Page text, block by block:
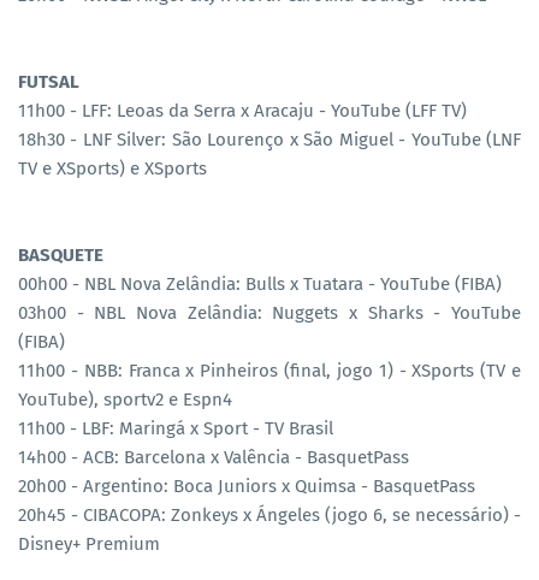
FUTSAL
11h00 - LFF: Leoas da Serra x Aracaju - YouTube (LFF TV)
18h30 - LNF Silver: São Lourenço x São Miguel - YouTube (LNF
TV e XSports) e XSports
BASQUETE
00h00 - NBL Nova Zelândia: Bulls x Tuatara - YouTube (FIBA)
03h00 - NBL Nova Zelândia: Nuggets x Sharks - YouTube
(FIBA)
11h00 - NBB: Franca x Pinheiros (final, jogo 1) - XSports (TV e
YouTube), sportv2 e Espn4
11h00 - LBF: Maringá x Sport - TV Brasil
14h00 - ACB: Barcelona x Valência - BasquetPass
20h00 - Argentino: Boca Juniors x Quimsa - BasquetPass
20h45 - CIBACOPA: Zonkeys x Ángeles (jogo 6, se necessário) -
Disney+ Premium